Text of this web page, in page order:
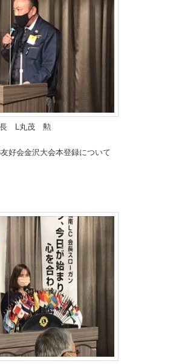
L丸茂 勲
好会金沢大会本登録について